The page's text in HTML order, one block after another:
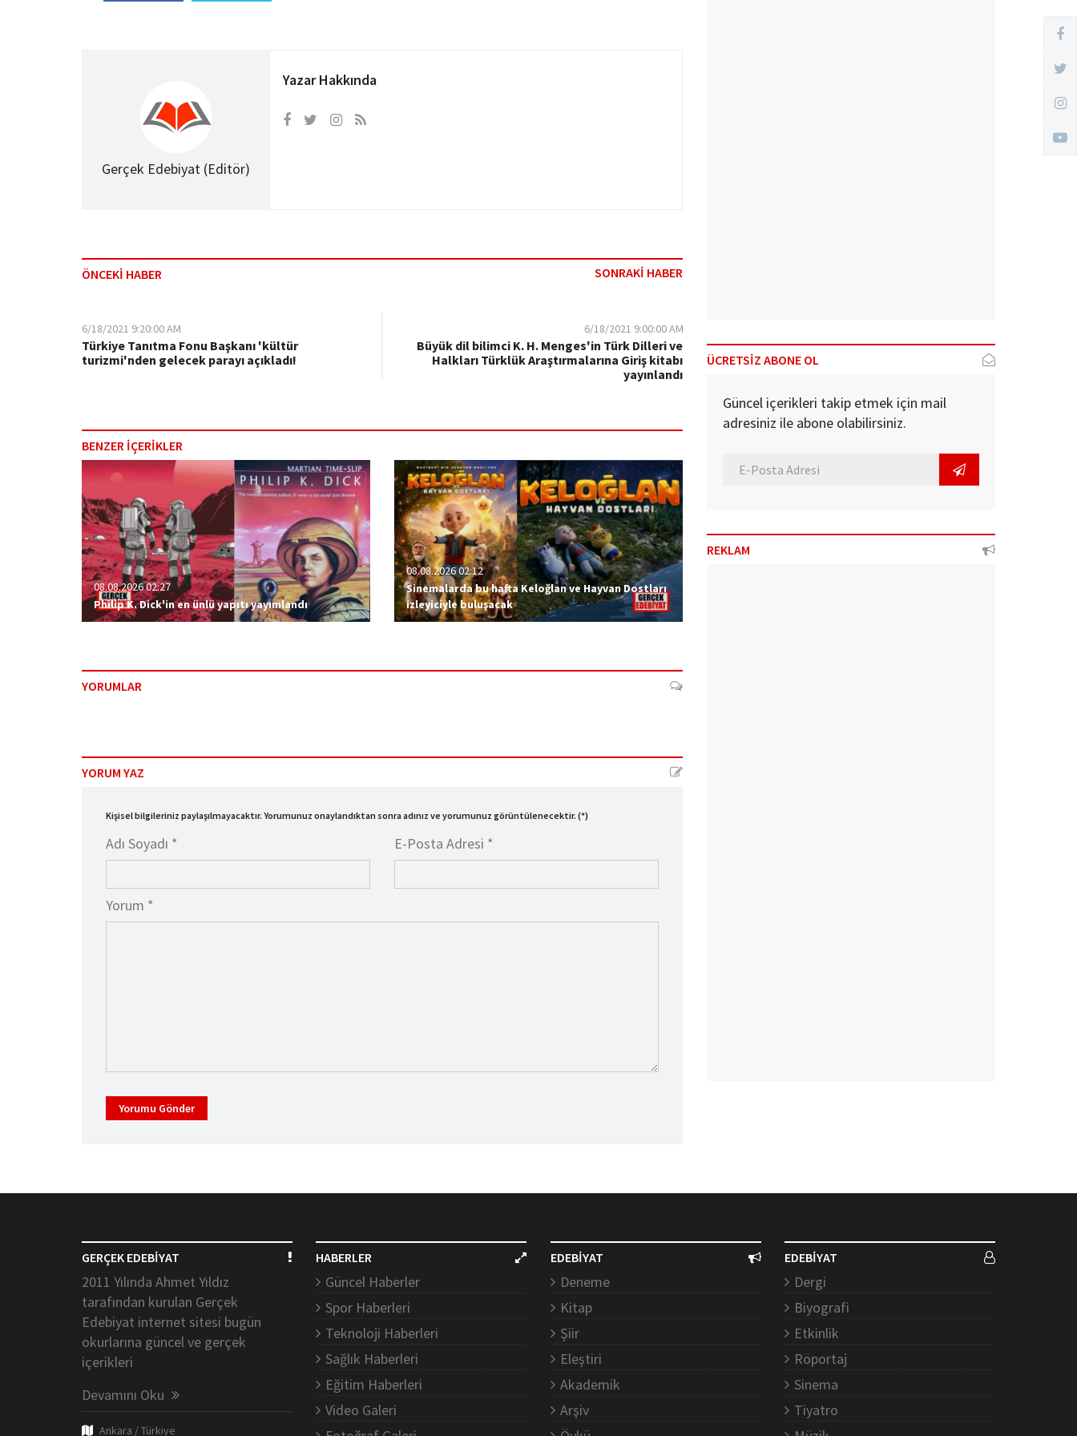
Gerçek Edebiyat (Editör)
Yazar Hakkında
ÖNCEKİ HABER SONRAKİ HABER
6/18/2021 9:20:00 AM
Türkiye Tanıtma Fonu Başkanı 'kültür
turizmi'nden gelecek parayı açıkladı!
6/18/2021 9:00:00 AM
Büyük dil bilimci K. H. Menges'in Türk Dilleri ve
Halkları Türklük Araştırmalarına Giriş kitabı
yayınlandı
BENZER İÇERİKLER
08.08.2026 02:27
Philip K. Dick'in en ünlü yapıtı yayımlandı
08.08.2026 02:12
Sinemalarda bu hafta Keloğlan ve Hayvan Dostları
izleyiciyle buluşacak
YORUMLAR
YORUM YAZ
Kişisel bilgileriniz paylaşılmayacaktır. Yorumunuz onaylandıktan sonra adınız ve yorumunuz görüntülenecektir. (*)
Adı Soyadı * E-Posta Adresi *
Yorum *
Yorumu Gönder
ÜCRETSİZ ABONE OL
Güncel içerikleri takip etmek için mail
adresiniz ile abone olabilirsiniz.
REKLAM
GERÇEK EDEBİYAT
2011 Yılında Ahmet Yıldız
tarafından kurulan Gerçek
Edebiyat internet sitesi bugün
okurlarına güncel ve gerçek
içerikleri
Devamını Oku
Ankara / Türkiye
HABERLER
Güncel Haberler
Spor Haberleri
Teknoloji Haberleri
Sağlık Haberleri
Eğitim Haberleri
Video Galeri
EDEBİYAT
Deneme
Kitap
Şiir
Eleştiri
Akademik
Arşiv
EDEBİYAT
Dergi
Biyografi
Etkinlik
Röportaj
Sinema
Tiyatro